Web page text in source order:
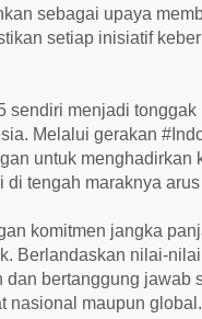
sebagai upaya
setiap inisiatif
sendiri menjadi
Melalui gerakan
untuk menghadirkan
tengah maraknya
komitmen jangka
Berlandaskan nilai-
dan bertanggung jawab
nasional maupun global.